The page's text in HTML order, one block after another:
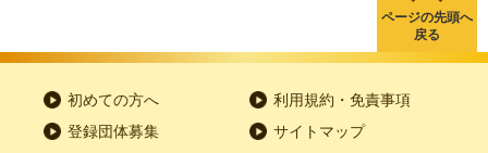
ページの先頭へ
戻る
初めての方へ
利用規約・免責事項
登録団体募集
サイトマップ